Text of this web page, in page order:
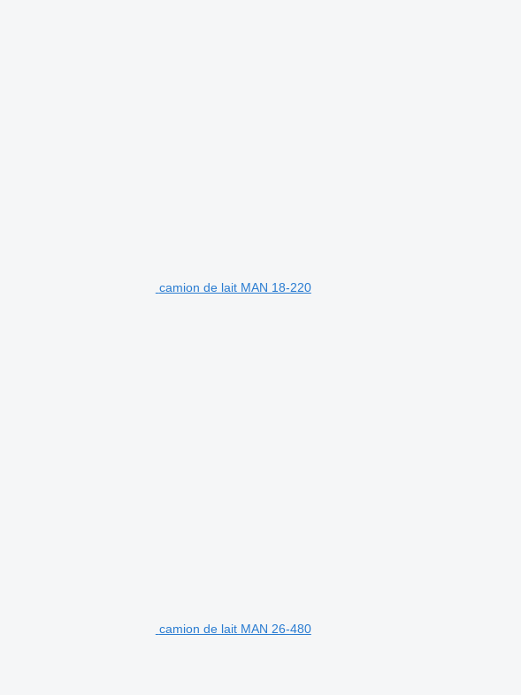
camion de lait MAN 18-220
camion de lait MAN 26-480